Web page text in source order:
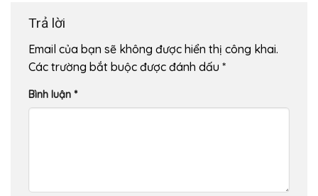
Trả lời
Email của bạn sẽ không được hiển thị công khai.
Các trường bắt buộc được đánh dấu *
Bình luận *